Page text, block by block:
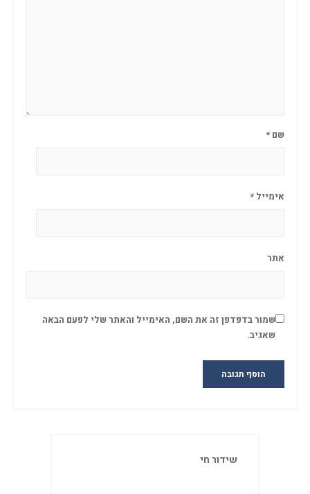
שם *
אימייל *
אתר
שמור בדפדפן זה את השם, האימייל והאתר שלי לפעם הבאה
שאגיב.
שידור חי